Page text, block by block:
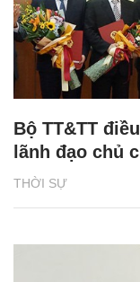
THỜI SỰ
Bộ TT&TT
lãnh đạo chủ